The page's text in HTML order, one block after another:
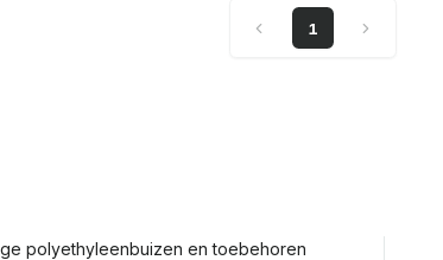
1
polyethyleenbuizen en toebehoren